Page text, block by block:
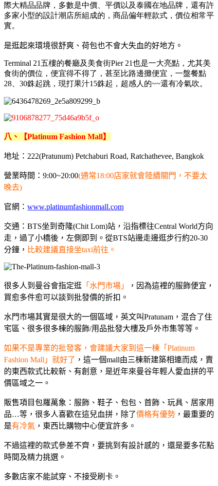
際大精品品牌，多數是中價、平價以及泰國在地品牌，還有許
多家小型的設計潮店所組成的，商品偏年輕款式，價位相常平
實。
是逛起來環境很舒爽、荷包也不會大失血的好地方。
Terminal 21五樓的餐廳及美食街Pier 21也是一大亮點，尤其美
食街的價位，便宜得不得了，甚至比路邊攤便宜，一盤餐點
28、30銖起跳，現打果汁15銖起，超感人的~~還有冷氣吹。
八、【Platinum Fashion Mall】
地址：222(Pratunum) Petchaburi Road, Ratchathevee, Bangkok
營業時間：9:00~20:00(通常18:00店家就會陸續關門，不要太
晚去)
官網： www.platinumfashionmall.com
交通：BTS坐到奇隆(Chit Lom)站，沿指標往Central World方向
走，過了小橋後，左側即到。從BTS站邊走邊逛步行約20-30
分鐘， 比較建議直接坐taxi前往。
很多人到曼谷會指定逛 「水門市場」
，因為這裡的服飾便宜，
買愈多件愈可以談到批發價的折扣。
水門市場其實是很大的一個區域，英文叫Pratunam，混合了住
宅區、很多很多棟的服飾/用品批發大樓及戶外市集等等。
如果不是專業的批發客，會建議大家到這一棟「Platinum
Fashion Mall」就好了 ， 這一個mall由三棟新建築相連而成，賣
的東西款式比較新、有創意，是近年來曼谷年輕人愛血拼的平
價區域之一。
販售項目包羅萬象：服飾、鞋子、包包、首飾、玩具、居家用
品…等，很多人喜歡在這兒血拼，除了價格有優勢 ，最重要的
是有冷氣 ，東西比購物中心便宜許多。
不過這裡的款式參差不齊，要挑到有設計感的，還是要多花點
時間及精力挑選。
多數店家不能試穿、不接受刷卡。